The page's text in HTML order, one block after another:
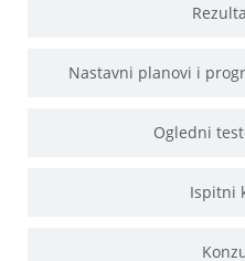
Nastavni planovi i
Ogledni
Ispitni